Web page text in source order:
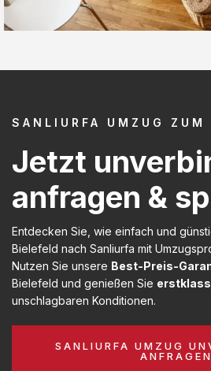
SANLIURFA UMZUG ZUM
Jetzt
anfragen &
Entdecken Sie, wie einfach und
Bielefeld nach Sanliurfa mit
Nutzen Sie unsere Best-Preis-
Bielefeld und genießen Sie
unschlagbaren Konditionen.
SANLIURFA UMZUG
ANFRAGEN